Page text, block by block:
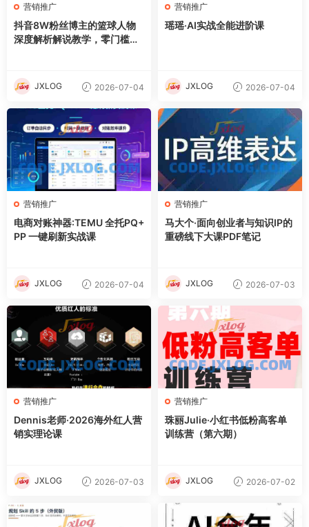
营销推广
抖音8W粉丝博主的篮球人物
深度解析解说教学，零门槛玩
JXLOG 2026-07-04
营销推广
瑶瑶·AI实战全能进阶课
JXLOG 2026-07-04
营销推广
电商对账神器:TEMU 全托PQ+
PP 一键刷新实战课
JXLOG 2026-07-04
营销推广
马大个·面向创业者与知识IP的
重磅线下大课PDF笔记
JXLOG 2026-07-03
营销推广
Dennis老师·2026海外红人营
销实理论课
JXLOG 2026-07-03
营销推广
珠丽Julie·小红书低粉高客单
训练营（第六期）
JXLOG 2026-07-02